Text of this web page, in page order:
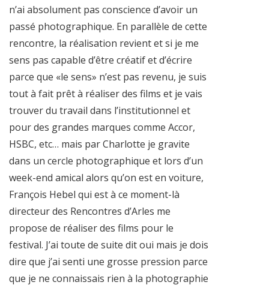
n’ai absolument pas conscience d’avoir un
passé photographique. En parallèle de cette
rencontre, la réalisation revient et si je me
sens pas capable d’être créatif et d’écrire
parce que «le sens» n’est pas revenu, je suis
tout à fait prêt à réaliser des films et je vais
trouver du travail dans l’institutionnel et
pour des grandes marques comme Accor,
HSBC, etc… mais par Charlotte je gravite
dans un cercle photographique et lors d’un
week-end amical alors qu’on est en voiture,
François Hebel qui est à ce moment-là
directeur des Rencontres d’Arles me
propose de réaliser des films pour le
festival. J’ai toute de suite dit oui mais je dois
dire que j’ai senti une grosse pression parce
que je ne connaissais rien à la photographie